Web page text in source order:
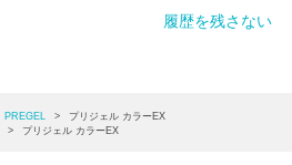
履歴を残さない
PREGEL >
プリジェル カラーEX
> プリジェル カラーEX